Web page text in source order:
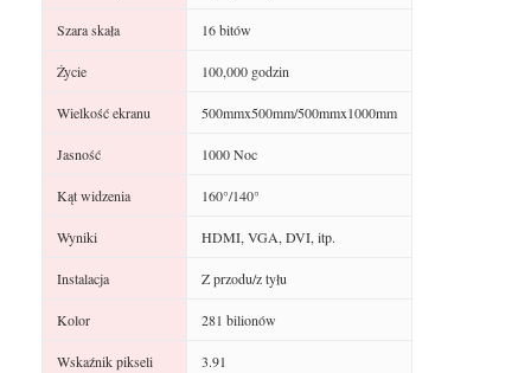
Szara skała 16 bitów
Życie 100,000 godzin
Wielkość ekranu 500mmx500mm/500mmx1000mm
Jasność 1000 Noc
Kąt widzenia 160°/140°
Wyniki HDMI, VGA, DVI, itp.
Instalacja Z przodu/z tyłu
Kolor 281 bilionów
Wskaźnik pikseli 3.91